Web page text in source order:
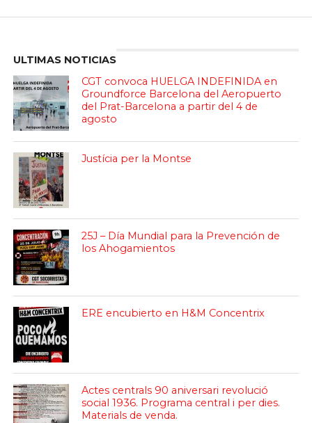
ULTIMAS NOTICIAS
CGT convoca HUELGA INDEFINIDA en
Groundforce Barcelona del Aeropuerto
del Prat-Barcelona a partir del 4 de
agosto
Justícia per la Montse
25J – Día Mundial para la Prevención de
los Ahogamientos
ERE encubierto en H&M Concentrix
Actes centrals 90 aniversari revolució
social 1936. Programa central i per dies.
Materials de venda.